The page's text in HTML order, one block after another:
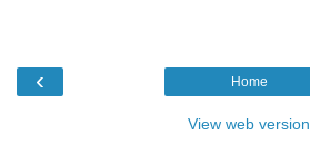
‹ Home
View web version